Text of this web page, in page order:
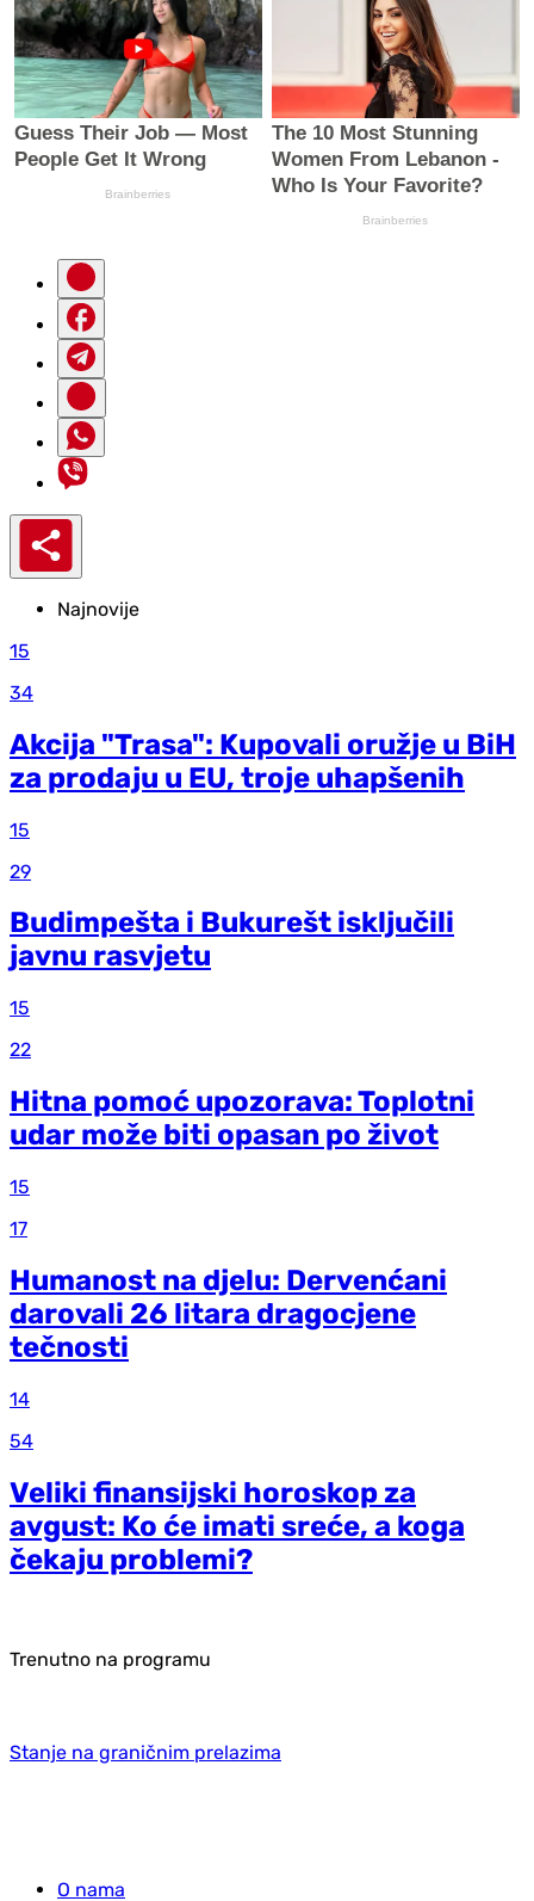
Najnovije
15
34
Akcija "Trasa": Kupovali oružje u BiH
za prodaju u EU, troje uhapšenih
15
29
Budimpešta i Bukurešt isključili
javnu rasvjetu
15
22
Hitna pomoć upozorava: Toplotni
udar može biti opasan po život
15
17
Humanost na djelu: Dervenćani
darovali 26 litara dragocjene
tečnosti
14
54
Veliki finansijski horoskop za
avgust: Ko će imati sreće, a koga
čekaju problemi?
Trenutno na programu
Stanje na graničnim prelazima
O nama